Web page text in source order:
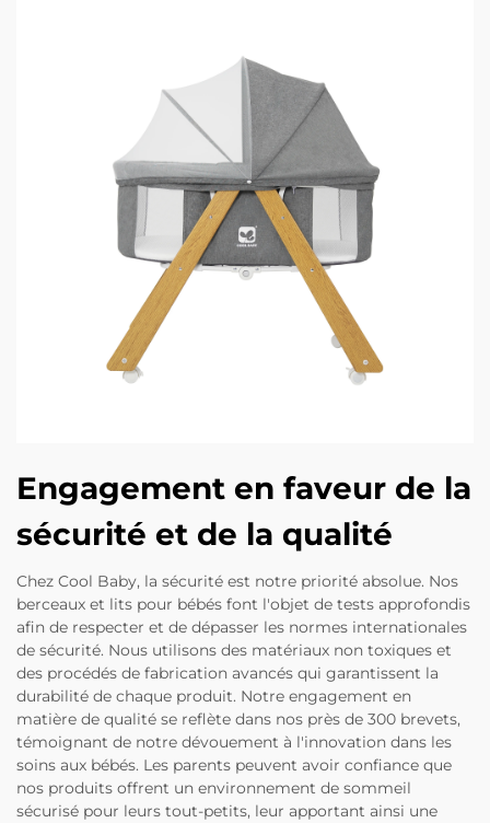
Engagement en faveur de la
sécurité et de la qualité
Chez Cool Baby, la sécurité est notre priorité absolue. Nos
berceaux et lits pour bébés font l'objet de tests approfondis
afin de respecter et de dépasser les normes internationales
de sécurité. Nous utilisons des matériaux non toxiques et
des procédés de fabrication avancés qui garantissent la
durabilité de chaque produit. Notre engagement en
matière de qualité se reflète dans nos près de 300 brevets,
témoignant de notre dévouement à l'innovation dans les
soins aux bébés. Les parents peuvent avoir confiance que
nos produits offrent un environnement de sommeil
sécurisé pour leurs tout-petits, leur apportant ainsi une